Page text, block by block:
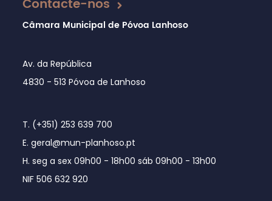
Contacte-nos
Câmara Municipal de Póvoa Lanhoso
Av. da República
4830 - 513 Póvoa de Lanhoso
T. (+351) 253 639 700
E. geral@mun-planhoso.pt
H. seg a sex 09h00 - 18h00 sáb 09h00 - 13h00
NIF 506 632 920